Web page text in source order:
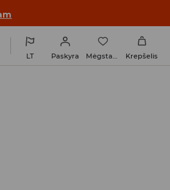
LT Paskyra Mėgstamiausi Krepšelis